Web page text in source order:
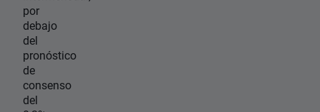
por
debajo
del
pronóstico
de
consenso
del